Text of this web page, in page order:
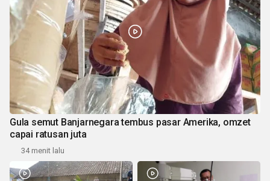
Gula semut Banjarnegara tembus pasar Amerika, omzet
capai ratusan juta
34 menit lalu